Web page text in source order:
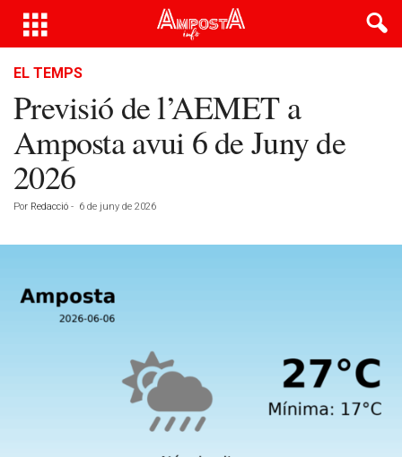
EL TEMPS
Previsió de l’AEMET a
Amposta avui 6 de Juny de
2026
Por Redacció - 6 de juny de 2026